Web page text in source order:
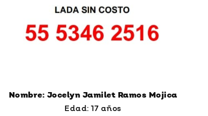
Nombre: Jocelyn Jamilet Ramos Mojica
Edad: 17 años